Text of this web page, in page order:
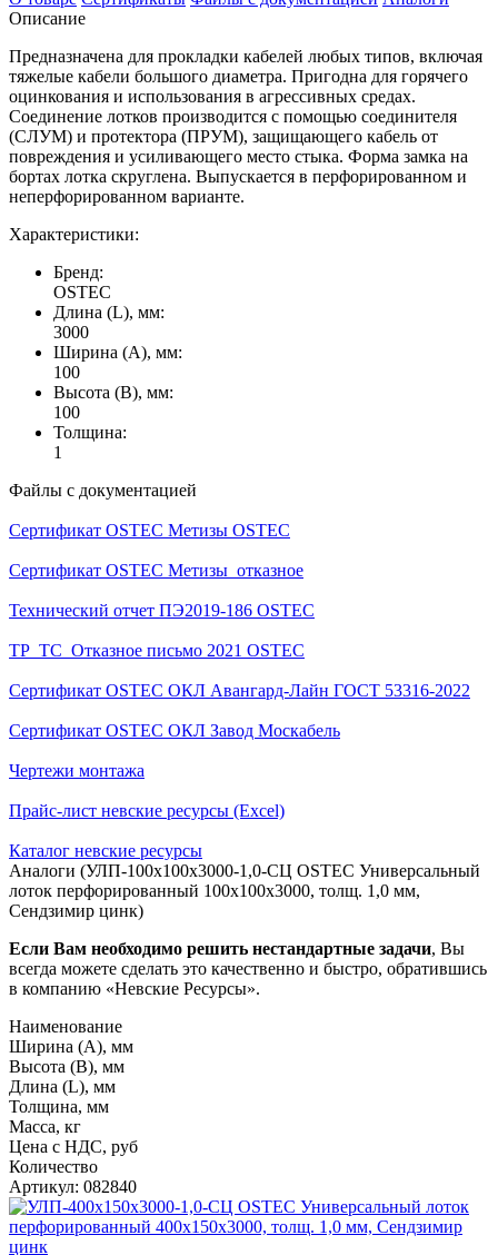
Описание
Предназначена для прокладки кабелей любых типов, включая
тяжелые кабели большого диаметра. Пригодна для горячего
оцинкования и использования в агрессивных средах.
Соединение лотков производится с помощью соединителя
(СЛУМ) и протектора (ПРУМ), защищающего кабель от
повреждения и усиливающего место стыка. Форма замка на
бортах лотка скруглена. Выпускается в перфорированном и
неперфорированном варианте.
Характеристики:
Бренд:
OSTEC
Длина (L), мм:
3000
Ширина (А), мм:
100
Высота (В), мм:
100
Толщина:
1
Файлы с документацией
Сертификат OSTEC Метизы OSTEC
Сертификат OSTEC Метизы_отказное
Технический отчет ПЭ2019-186 OSTEC
ТР_ТС_Отказное письмо 2021 OSTEC
Сертификат OSTEC ОКЛ Авангард-Лайн ГОСТ 53316-2022
Сертификат OSTEC ОКЛ Завод Москабель
Чертежи монтажа
Прайс-лист невские ресурсы (Excel)
Каталог невские ресурсы
Аналоги (УЛП-100х100х3000-1,0-СЦ OSTEC Универсальный
лоток перфорированный 100х100х3000, толщ. 1,0 мм,
Сендзимир цинк)
Если Вам необходимо решить нестандартные задачи, Вы
всегда можете сделать это качественно и быстро, обратившись
в компанию «Невские Ресурсы».
Наименование
Ширина (А), мм
Высота (В), мм
Длина (L), мм
Толщина, мм
Масса, кг
Цена с НДС, руб
Количество
Артикул: 082840